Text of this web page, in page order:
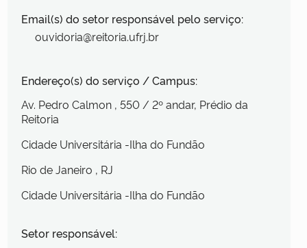
Email(s) do setor responsável pelo serviço:
ouvidoria@reitoria.ufrj.br
Endereço(s) do serviço / Campus:
Av. Pedro Calmon , 550 / 2º andar, Prédio da
Reitoria
Cidade Universitária -Ilha do Fundão
Rio de Janeiro , RJ
Cidade Universitária -Ilha do Fundão
Setor responsável: